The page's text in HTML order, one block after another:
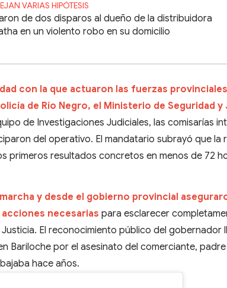
VARIAS HIPÓTESIS
de dos disparos al dueño de la distribuidora
en un violento robo en su domicilio
con la que actuaron las fuerzas
de Río Negro, el Ministerio de Seguridad y
de Investigaciones Judiciales, las comisarías
del operativo. El mandatario subrayó que la
primeros resultados concretos en menos de 72
y desde el gobierno provincial
necesarias para esclarecer
El reconocimiento público del gobernador
Bariloche por el asesinato del comerciante, padre
hace años.